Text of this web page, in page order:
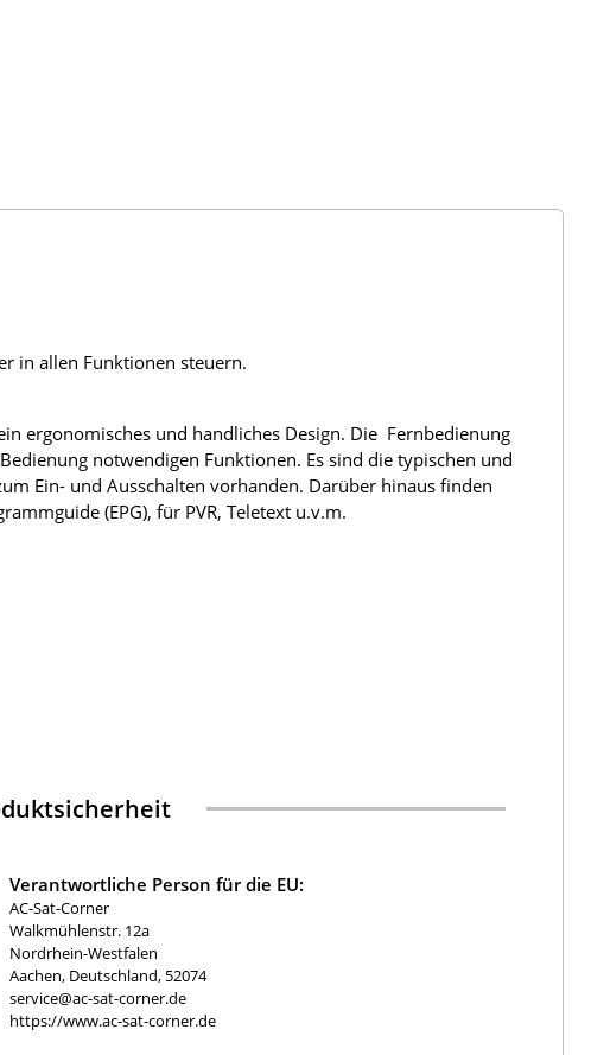
in allen Funktionen steuern.
ergonomisches und handliches Design. Die Fernbedienung
notwendigen Funktionen. Es sind die typischen und
Ein- und Ausschalten vorhanden. Darüber hinaus finden
(EPG), für PVR, Teletext u.v.m.
Verantwortliche Person für die EU:
AC-Sat-Corner
Walkmühlenstr. 12a
Nordrhein-Westfalen
Aachen, Deutschland, 52074
service@ac-sat-corner.de
https://www.ac-sat-corner.de